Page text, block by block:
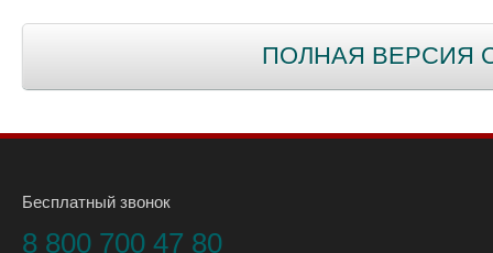
ПОЛНАЯ ВЕРСИЯ
Бесплатный звонок
8 800 700 47 80